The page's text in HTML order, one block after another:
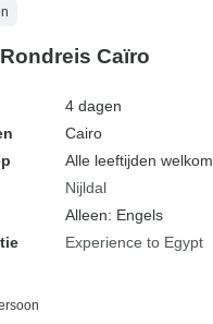
Caïro
4 dagen
Cairo
Alle leeftijden welkom
Nijldal
Alleen: Engels
Experience to Egypt